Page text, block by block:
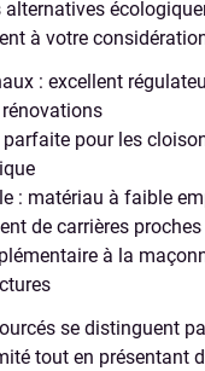
alternatives
à votre
: excellent
parfaite pour les
: matériau à faible
de carrières proches
à la
se distinguent
tout en présentant